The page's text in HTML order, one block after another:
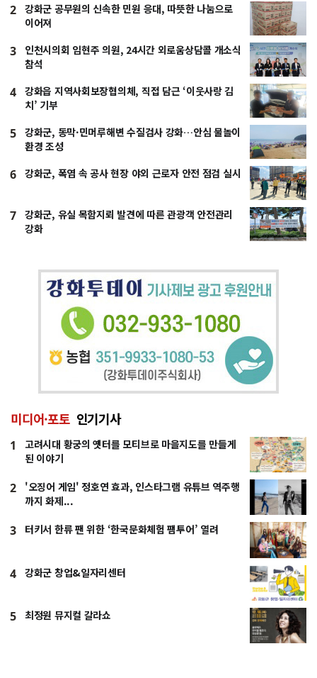
2
강화군 공무원의 신속한 민원 응대, 따뜻한 나눔으로
이어져
3
인천시의회 임현주 의원, 24시간 외로움상담콜 개소식
참석
4
강화읍 지역사회보장협의체, 직접 담근 ‘이웃사랑 김
치’ 기부
5
강화군, 동막·민머루해변 수질검사 강화…안심 물놀이
환경 조성
6 강화군, 폭염 속 공사 현장 야외 근로자 안전 점검 실시
7
강화군, 유실 목함지뢰 발견에 따른 관광객 안전관리
강화
미디어·포토 인기기사
1
고려시대 황궁의 옛터를 모티브로 마을지도를 만들게
된 이야기
2
'오징어 게임' 정호연 효과, 인스타그램 유튜브 역주행
까지 화제...
3 터키서 한류 팬 위한 ‘한국문화체험 팸투어’ 열려
4 강화군 창업&일자리센터
5 최정원 뮤지컬 갈라쇼